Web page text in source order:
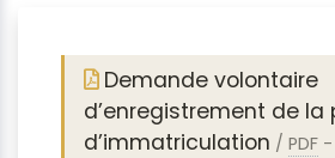
Demande volontaire
d’enregistrement de la
d’immatriculation / PDF -